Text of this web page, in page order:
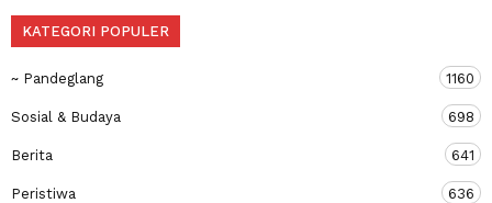
KATEGORI POPULER
~ Pandeglang 1160
Sosial & Budaya 698
Berita 641
Peristiwa 636